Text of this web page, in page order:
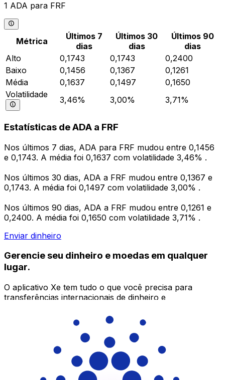
1 ADA para FRF
Métrica
Últimos 7
dias
Últimos 30
dias
Últimos 90
dias
Alto
0,1743 0,1743
0,2400
Baixo
0,1456 0,1367
0,1261
Média
0,1637 0,1497
0,1650
Volatilidade
3,46% 3,00% 3,71%
Estatísticas de ADA a FRF
Nos últimos 7 dias, ADA para FRF mudou entre 0,1456
e 0,1743. A média foi 0,1637 com volatilidade 3,46% .
Nos últimos 30 dias, ADA a FRF mudou entre 0,1367 e
0,1743. A média foi 0,1497 com volatilidade 3,00% .
Nos últimos 90 dias, ADA a FRF mudou entre 0,1261 e
0,2400. A média foi 0,1650 com volatilidade 3,71% .
Enviar dinheiro
Gerencie seu dinheiro e moedas em qualquer
lugar.
O aplicativo Xe tem tudo o que você precisa para
transferências internacionais de dinheiro e
alertas de taxas de câmbio e transfira dinheiro para o
exterior sem taxas ocultas. Baixe hoje mesmo!